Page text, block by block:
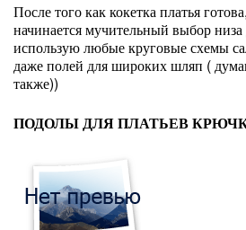
После того как кокетка платья
начинается мучительный выбор
использую любые круговые схемы
даже полей для широких шляп (
также))
ПОДОЛЫ ДЛЯ ПЛАТЬЕВ